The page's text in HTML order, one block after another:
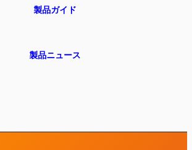
製品ガイド
製品ニュース